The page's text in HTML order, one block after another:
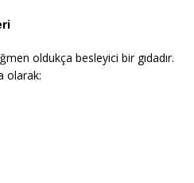
oldukça besleyici bir gıdadır.
olarak: